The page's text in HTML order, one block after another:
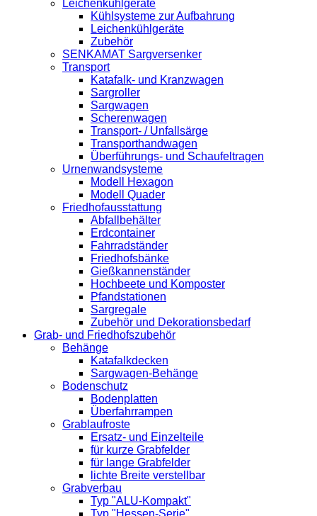
Leichenkühlgeräte
Kühlsysteme zur Aufbahrung
Leichenkühlgeräte
Zubehör
SENKAMAT Sargversenker
Transport
Katafalk- und Kranzwagen
Sargroller
Sargwagen
Scherenwagen
Transport- / Unfallsärge
Transporthandwagen
Überführungs- und Schaufeltragen
Urnenwandsysteme
Modell Hexagon
Modell Quader
Friedhofausstattung
Abfallbehälter
Erdcontainer
Fahrradständer
Friedhofsbänke
Gießkannenständer
Hochbeete und Komposter
Pfandstationen
Sargregale
Zubehör und Dekorationsbedarf
Grab- und Friedhofszubehör
Behänge
Katafalkdecken
Sargwagen-Behänge
Bodenschutz
Bodenplatten
Überfahrrampen
Grablaufroste
Ersatz- und Einzelteile
für kurze Grabfelder
für lange Grabfelder
lichte Breite verstellbar
Grabverbau
Typ "ALU-Kompakt"